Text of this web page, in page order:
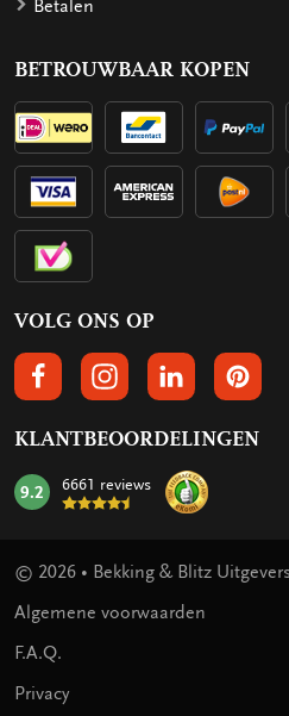
Betalen
BETROUWBAAR KOPEN
VOLG ONS OP
VOLGS ONS OP FACEBOOK
VOLG ONS OP
VOLG ONSVOLG
KLANTBEOORDELINGEN
mark:
9.2 6661 reviews
© 2026 • Bekking & Blitz
Algemene voorwaarden
F.A.Q.
Privacy